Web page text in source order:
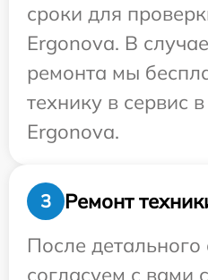
сроки для
Ergonova. В
ремонта мы
технику в сервис
Ergonova.
3
Ремонт
После
согласуем с вами